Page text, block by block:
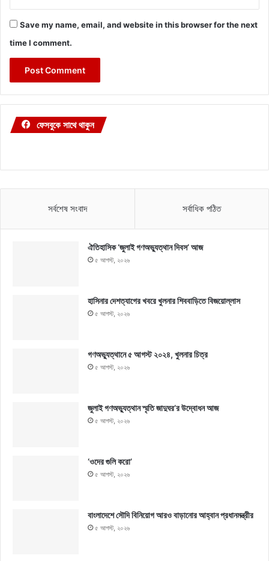
Save my name, email, and website in this browser for the next
time I comment.
ফেসবুকে সাথে থাকুন
সর্বশেষ সংবাদ সর্বাধিক পঠিত
ঐতিহাসিক ‘জুলাই গণঅভ্যুত্থান দিবস’ আজ
৫ আগস্ট, ২০২৬
হাসিনার দেশত্যাগের খবরে খুলনার শিববাড়িতে বিজয়োল্লাস
৫ আগস্ট, ২০২৬
গণঅভ্যুত্থানে ৫ আগস্ট ২০২৪, খুলনার চিত্র
৫ আগস্ট, ২০২৬
জুলাই গণঅভ্যুত্থান স্মৃতি জাদুঘর’র উদ্বোধন আজ
৫ আগস্ট, ২০২৬
‘ওদের গুলি করো’
৫ আগস্ট, ২০২৬
বাংলাদেশে সৌদি বিনিয়োগ আরও বাড়ানোর আহ্বান প্রধানমন্ত্রীর
৫ আগস্ট, ২০২৬